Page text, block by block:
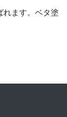
れます。ベタ塗